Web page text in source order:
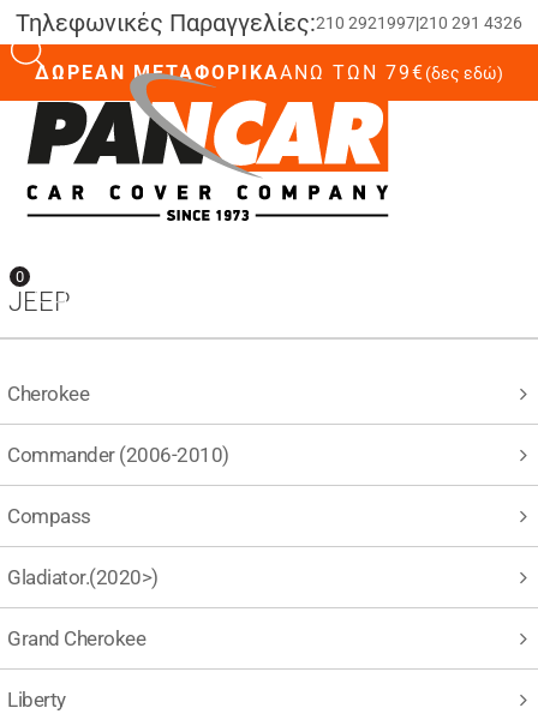
Τηλεφωνικές Παραγγελίες:210 2921997|210 291 4326
ΔΩΡΕΑΝ ΜΕΤΑΦΟΡΙΚΑΆΝΩ ΤΩΝ 79€(δες εδώ)
0
JEEP
Cherokee
Commander (2006-2010)
Compass
Gladiator.(2020>)
Grand Cherokee
Liberty